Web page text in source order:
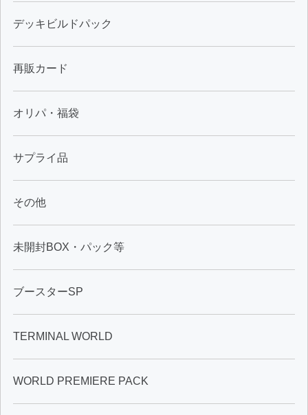
デッキビルドパック
再販カード
オリパ・福袋
サプライ品
その他
未開封BOX・パック等
ブースターSP
TERMINAL WORLD
WORLD PREMIERE PACK